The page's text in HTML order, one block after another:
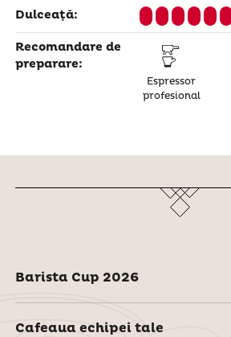
Dulceaţă:
Recomandare de
preparare:
Espressor
profesional
Barista Cup 2026
Cafeaua echipei tale